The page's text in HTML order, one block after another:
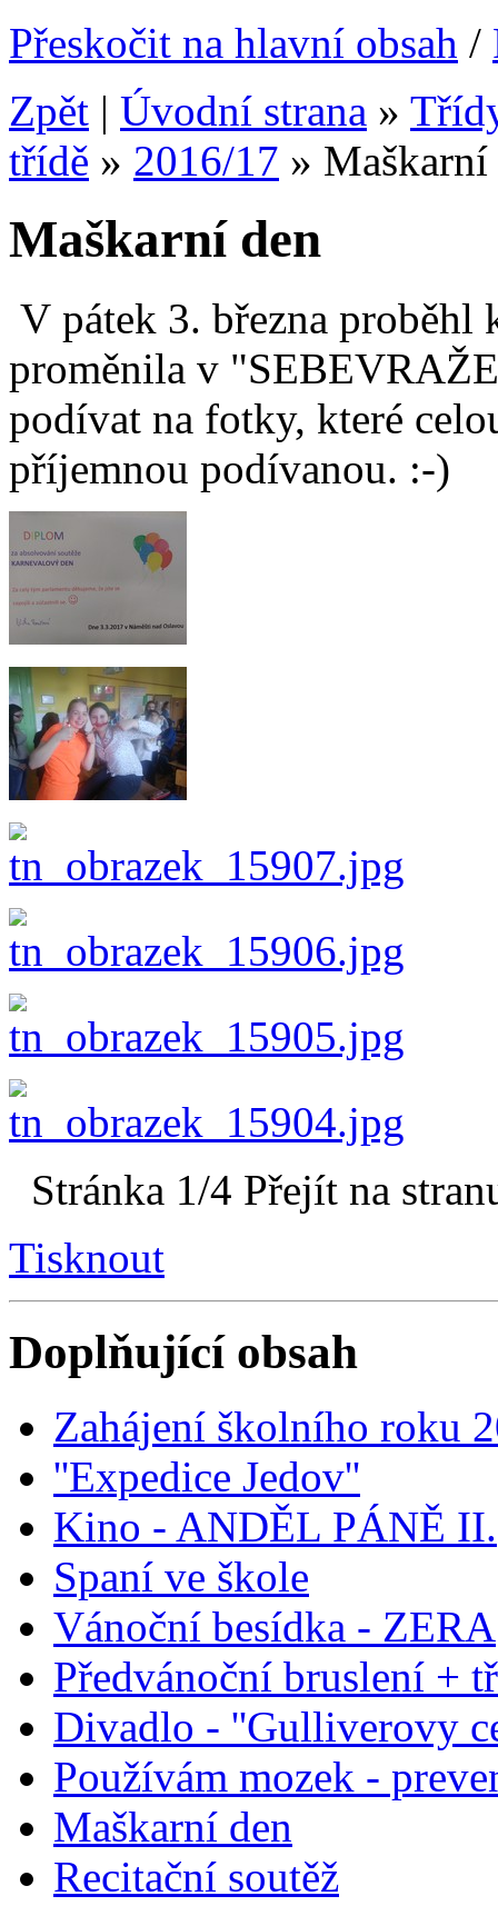
Přeskočit na hlavní obsah /
Zpět | Úvodní strana »
třídě » 2016/17 » Maškarní
Maškarní den
V pátek 3. března proběhl
proměnila v
podívat na fotky, které
příjemnou podívanou. :-)
Stránka 1/4 Přejít na
Tisknout
Doplňující obsah
Zahájení školního roku
''Expedice Jedov''
Kino - ANDĚL PÁNĚ II.
Spaní ve škole
Vánoční besídka - ZERA
Předvánoční bruslení +
Divadlo - ''Gulliverovy
Používám mozek -
Maškarní den
Recitační soutěž